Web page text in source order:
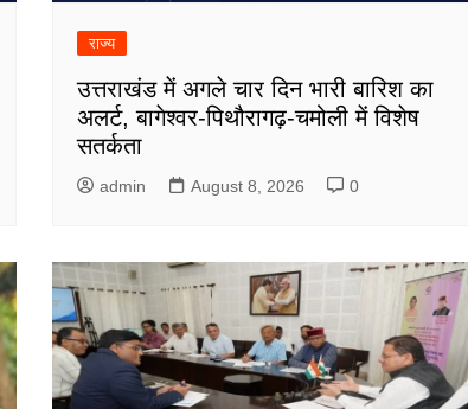
राज्य
उत्तराखंड में अगले चार दिन भारी बारिश का
अलर्ट, बागेश्वर-पिथौरागढ़-चमोली में विशेष
सतर्कता
admin August 8, 2026 0